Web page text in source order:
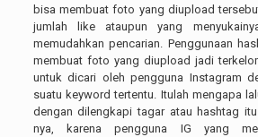
bisa membuat foto yang diupload
jumlah like ataupun yang
memudahkan pencarian. Penggunaan
membuat foto yang diupload jadi
untuk dicari oleh pengguna Instagram
suatu keyword tertentu. Itulah mengapa
dengan dilengkapi tagar atau hashtag
nya, karena pengguna IG yang